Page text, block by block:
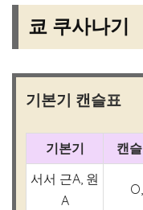
쿄 쿠사나기
기본기 캔슬표
기본기 캔
서서 근A, 원
A